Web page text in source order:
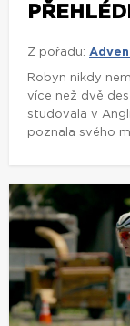
Z pořadu:
Robyn nikdy
více než dvě
studovala v
poznala svého